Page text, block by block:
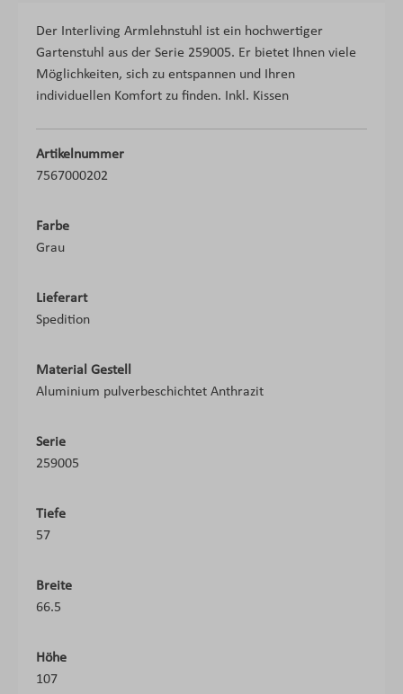
Der Interliving Armlehnstuhl ist ein hochwertiger
Gartenstuhl aus der Serie 259005. Er bietet Ihnen viele
Möglichkeiten, sich zu entspannen und Ihren
individuellen Komfort zu finden. Inkl. Kissen
Artikelnummer
7567000202
Farbe
Grau
Lieferart
Spedition
Material Gestell
Aluminium pulverbeschichtet Anthrazit
Serie
259005
Tiefe
57
Breite
66.5
Höhe
107